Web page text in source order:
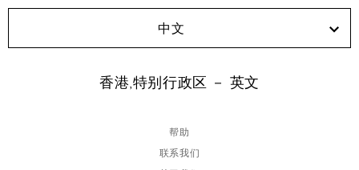
中文
香港,特别行政区 － 英文
帮助
联系我们